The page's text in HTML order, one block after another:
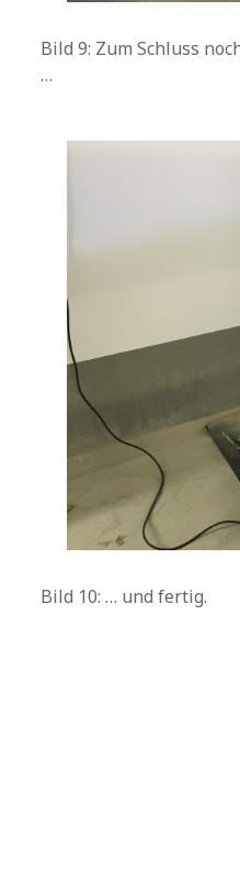
Bild 9: Zum Schluss
…
Bild 10: … und fertig.